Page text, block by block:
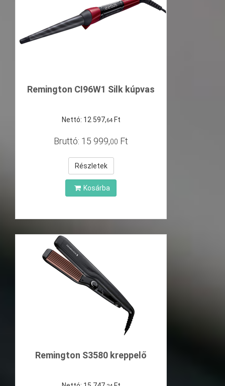
Remington CI96W1 Silk kúpvas
Nettó: 12 597,64 Ft
Bruttó: 15 999,00 Ft
Részletek
Kosárba
Remington S3580 kreppelő